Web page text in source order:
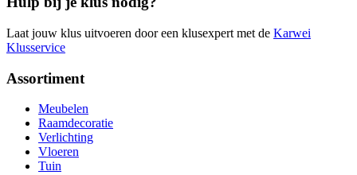
Laat jouw klus uitvoeren door een klusexpert met de Karwei
Klusservice
Assortiment
Meubelen
Raamdecoratie
Verlichting
Vloeren
Tuin